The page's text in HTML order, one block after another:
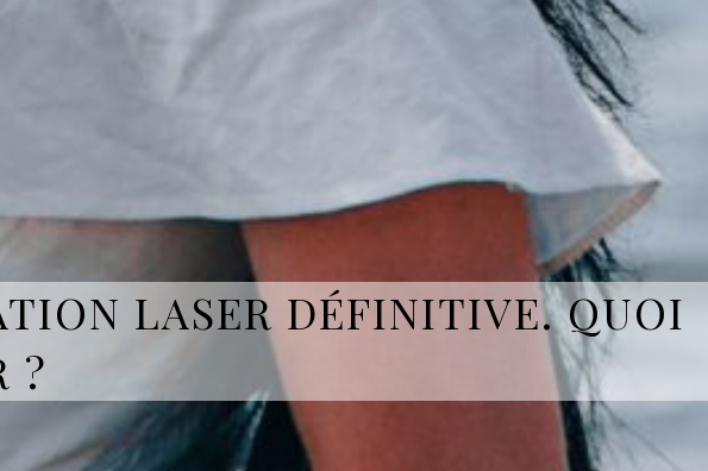
LASER DÉFINITIVE. QUOI
?